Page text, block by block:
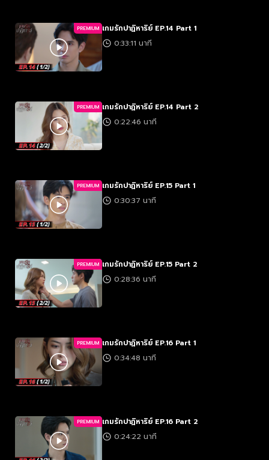
PREMIUM เกมรักปาฏิหาริย์ EP.14 Part 1
0:33:11 นาที
PREMIUM เกมรักปาฏิหาริย์ EP.14 Part 2
0:22:46 นาที
PREMIUM เกมรักปาฏิหาริย์ EP.15 Part 1
0:30:37 นาที
PREMIUM เกมรักปาฏิหาริย์ EP.15 Part 2
0:28:36 นาที
PREMIUM เกมรักปาฏิหาริย์ EP.16 Part 1
0:34:48 นาที
PREMIUM เกมรักปาฏิหาริย์ EP.16 Part 2
0:24:22 นาที